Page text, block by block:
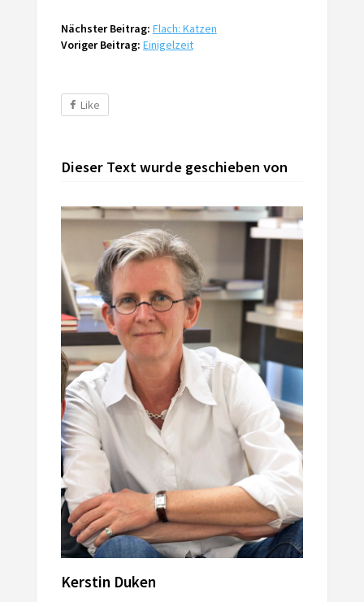
Nächster Beitrag: Flach: Katzen
Voriger Beitrag: Einigelzeit
Like
Dieser Text wurde geschieben von
Kerstin Duken